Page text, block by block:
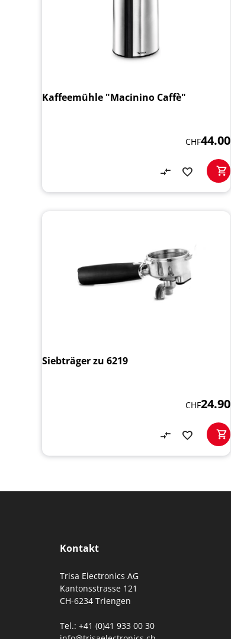
Kaffeemühle "Macinino Caffè"
CHF44.00
Siebträger zu 6219
CHF24.90
Kontakt
Trisa Electronics AG
Kantonsstrasse 121
CH-6234 Triengen
Tel.: +41 (0)41 933 00 30